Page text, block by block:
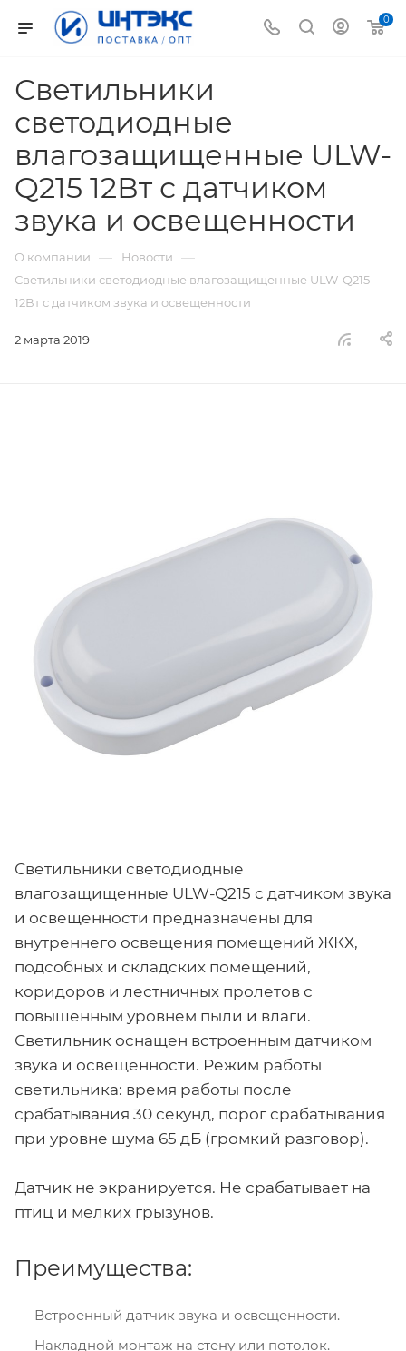
0
Светильники
светодиодные
влагозащищенные ULW-
Q215 12Вт с датчиком
звука и освещенности
О компании — Новости —
Светильники светодиодные влагозащищенные ULW-Q215
12Вт с датчиком звука и освещенности
2 марта 2019
Светильники светодиодные
влагозащищенные ULW-Q215 с датчиком звука
и освещенности предназначены для
внутреннего освещения помещений ЖКХ,
подсобных и складских помещений,
коридоров и лестничных пролетов с
повышенным уровнем пыли и влаги.
Светильник оснащен встроенным датчиком
звука и освещенности. Режим работы
светильника: время работы после
срабатывания 30 секунд, порог срабатывания
при уровне шума 65 дБ (громкий разговор).
Датчик не экранируется. Не срабатывает на
птиц и мелких грызунов.
Преимущества:
Встроенный датчик звука и освещенности.
Накладной монтаж на стену или потолок.